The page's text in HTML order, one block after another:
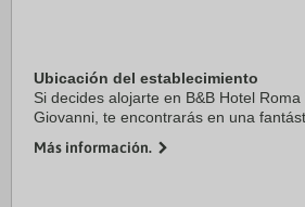
Ubicación del establecimiento
Si decides alojarte en B&B Hotel
Giovanni, te encontrarás en una
de Coliseo y Foro romano. Además,
Más información.